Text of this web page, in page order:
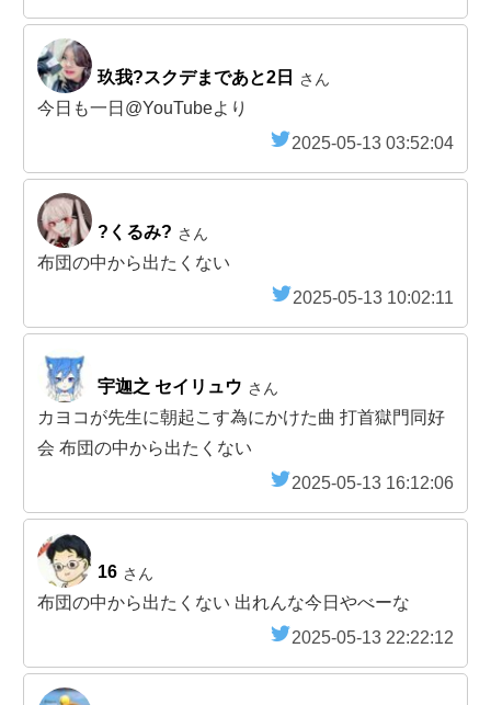
玖我?スクデまであと2日 さん
今日も一日@YouTubeより
2025-05-13 03:52:04
?くるみ? さん
布団の中から出たくない
2025-05-13 10:02:11
宇迦之 セイリュウ さん
カヨコが先生に朝起こす為にかけた曲 打首獄門同好
会 布団の中から出たくない
2025-05-13 16:12:06
16 さん
布団の中から出たくない 出れんな今日やべーな
2025-05-13 22:22:12